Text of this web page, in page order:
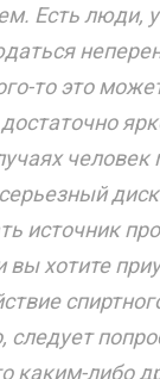
Есть люди,
то это
источник
вы хотите
следует
каким-либо